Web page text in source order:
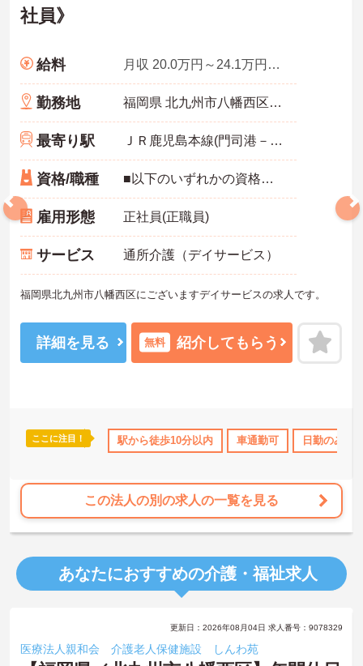
暇取得実績あり 社会保険完備 交通費支給
社員》
給料 月収 20.0万円～24.1万円基本給＋資格手当＋固定残業手当
勤務地 福岡県 北九州市八幡西区 八千代町９番３０号
最寄り駅 ＪＲ鹿児島本線(門司港－八代)「黒崎駅」徒歩8分
資格/職種 ■以下のいずれかの資格必須 ・社会福祉士 ・社会福祉主事 ・精神保健福祉士 ■相談員や介護業務の経験があれば尚可 ■普通自動車運転免許があれば尚可 ■入力ができる程度のPCスキル（研修も行いますのでご安心ください！）
雇用形態 正社員(正職員)
サービス 通所介護（デイサービス）
福岡県北九州市八幡西区にございますデイサービスの求人です。
詳細を見る 無料 紹介してもらう
ここに注目！ 駅から徒歩10分以内 車通勤可 日勤のみ
この法人の別の求人の一覧を見る
あなたにおすすめの介護・福祉求人
更新日：2026年08月04日 求人番号：9078329
医療法人親和会 介護老人保健施設 しんわ苑